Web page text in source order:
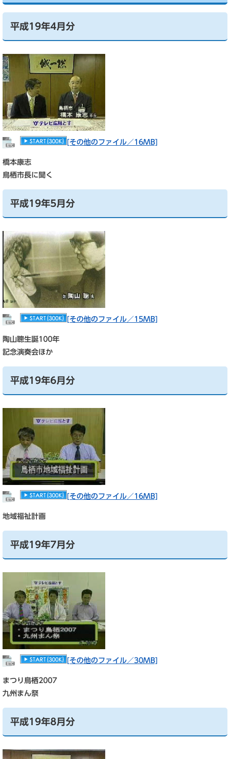
平成19年4月分
[その他のファイル／16MB]
橋本康志
鳥栖市長に聞く
平成19年5月分
[その他のファイル／15MB]
陶山聰生誕100年
記念演奏会ほか
平成19年6月分
[その他のファイル／16MB]
地域福祉計画
平成19年7月分
[その他のファイル／30MB]
まつり鳥栖2007
九州まん祭
平成19年8月分